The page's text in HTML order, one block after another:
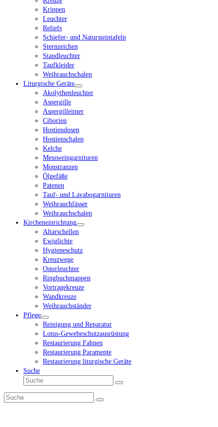
Krippen
Leuchter
Reliefs
Schiefer- und Natursteintafeln
Sternzeichen
Standleuchter
Taufkleider
Weihrauchschalen
Liturgische Geräte
Akolythenleuchter
Aspergille
Aspergilleimer
Ciborien
Hostiendosen
Hostienschalen
Kelche
Messweingarnituren
Monstranzen
Ölgefäße
Patenen
Tauf- und Lavabogarnituren
Weihrauchfässer
Weihrauchschalen
Kircheneinrichtung
Altarschellen
Ewiglichte
Hygieneschutz
Kreuzwege
Osterleuchter
Ringbuchmappen
Vortragekreuze
Wandkreuze
Weihrauchständer
Pflege
Reinigung und Reparatur
Lotus-Gewebeschutzausrüstung
Restaurierung Fahnen
Restaurierung Paramente
Restaurierung liturgische Geräte
Suche
Suche
Senden
Suche
Senden